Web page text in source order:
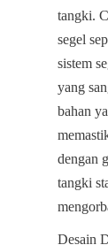
tangki.
segel
sistem
yang
bahan
dengan
tangki
Desain